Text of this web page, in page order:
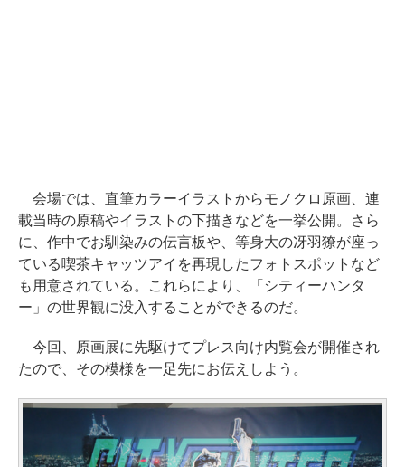
会場では、直筆カラーイラストからモノクロ原画、連
載当時の原稿やイラストの下描きなどを一挙公開。さら
に、作中でお馴染みの伝言板や、等身大の冴羽獠が座っ
ている喫茶キャッツアイを再現したフォトスポットなど
も用意されている。これらにより、「シティーハンタ
ー」の世界観に没入することができるのだ。
今回、原画展に先駆けてプレス向け内覧会が開催され
たので、その模様を一足先にお伝えしよう。